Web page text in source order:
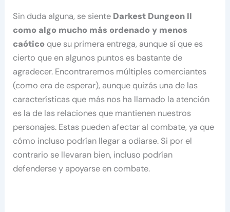
Sin duda alguna, se siente Darkest Dungeon II
como algo mucho más ordenado y menos
caótico que su primera entrega, aunque sí que es
cierto que en algunos puntos es bastante de
agradecer. Encontraremos múltiples comerciantes
(como era de esperar), aunque quizás una de las
características que más nos ha llamado la atención
es la de las relaciones que mantienen nuestros
personajes. Estas pueden afectar al combate, ya que
cómo incluso podrían llegar a odiarse. Si por el
contrario se llevaran bien, incluso podrían
defenderse y apoyarse en combate.